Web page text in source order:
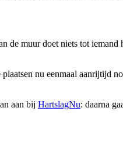
muur doet niets tot iemand
nu eenmaal aanrijtijd
aan bij HartslagNu: daarna